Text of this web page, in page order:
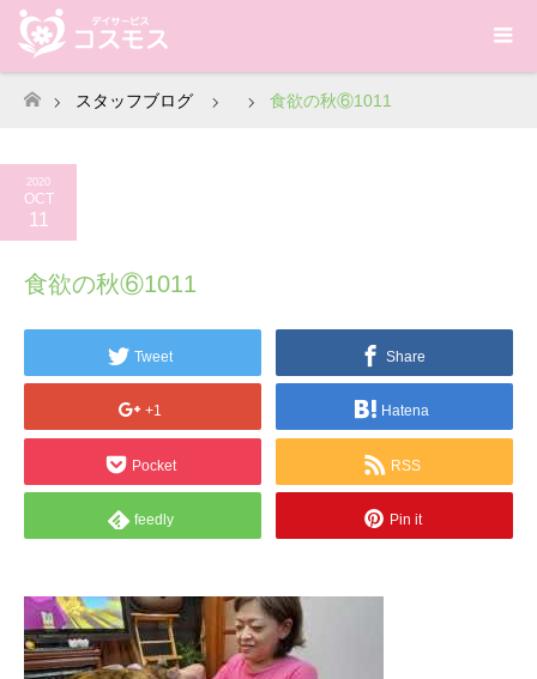
ホーム
スタッフブログ 食欲の秋⑥1011
2020
OCT
11
食欲の秋⑥1011
Tweet Share
+1 Hatena
Pocket RSS
feedly Pin it